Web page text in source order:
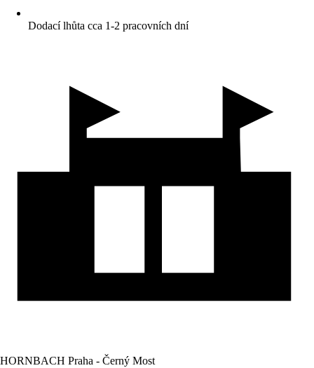
Dodací lhůta cca 1-2 pracovních dní
HORNBACH Praha - Černý Most